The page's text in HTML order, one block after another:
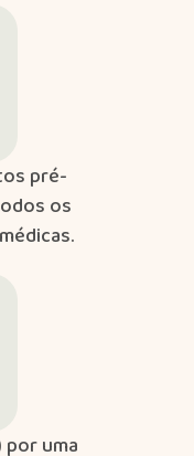
pré-
os
por uma